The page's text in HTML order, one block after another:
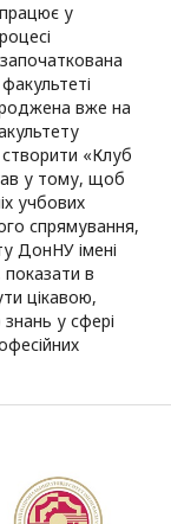
у
вже на
«Клуб
у тому, щоб
учбових
спрямування,
ДонНУ імені
в
цікавою,
у сфері